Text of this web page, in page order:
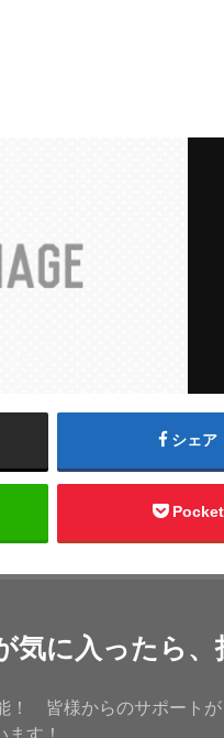
シェア
Pocket
気に入ったら
！ 皆様からのサポートが